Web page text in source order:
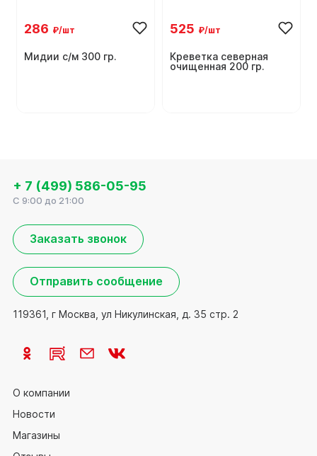
286 ₽/шт
Мидии с/м 300 гр.
525 ₽/шт
Креветка северная
очищенная 200 гр.
О компании
Новости
Магазины
+ 7 (499) 586-05-95
C 9:00 до 21:00
Заказать звонок
Отправить сообщение
119361, г Москва, ул Никулинская, д. 35 стр. 2